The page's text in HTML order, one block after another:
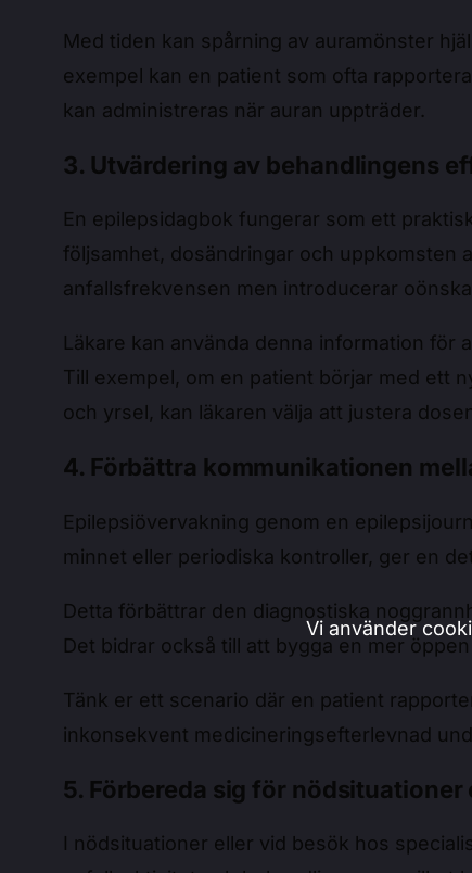
Med tiden kan spårning av auramönster
exempel kan en patient som ofta
kan administreras när auran uppträder.
3. Utvärdering av behandlingens
En epilepsidagbok fungerar som ett
följsamhet, dosändringar och uppkomsten
anfallsfrekvensen men introducerar
Läkare kan använda denna information
Till exempel, om en patient börjar med ett
och yrsel, kan läkaren välja att justera
4. Förbättra kommunikationen
Epilepsiövervakning genom en
minnet eller periodiska kontroller, ger en
Detta förbättrar den diagnostiska
Det bidrar också till att bygga en mer
Tänk er ett scenario där en patient
inkonsekvent medicineringsefterlevnad
5. Förbereda sig för
I nödsituationer eller vid besök hos
Vi använder